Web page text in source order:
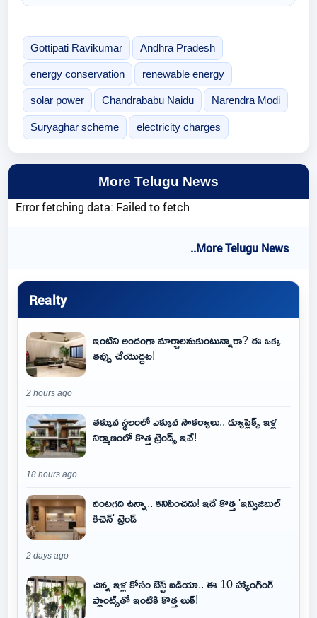
Gottipati Ravikumar Andhra Pradesh
energy conservation renewable energy
solar power Chandrababu Naidu Narendra Modi
Suryaghar scheme electricity charges
More Telugu News
Error fetching data: Failed to fetch
..More Telugu News
Realty
ఇంటిని అందంగా మార్చాలనుకుంటున్నారా? ఈ ఒక్క
తప్పు చేయొద్దట!
2 hours ago
తక్కువ స్థలంలో ఎక్కువ సౌకర్యాలు.. డ్యూప్లెక్స్ ఇళ్ల
నిర్మాణంలో కొత్త ట్రెండ్స్ ఇవే!
18 hours ago
వంటగది ఉన్నా.. కనిపించదు! ఇదే కొత్త 'ఇన్విజిబుల్
కిచెన్' ట్రెండ్
2 days ago
చిన్న ఇళ్ల కోసం బెస్ట్ ఐడియా.. ఈ 10 హ్యాంగింగ్
ప్లాంట్స్‌తో ఇంటికి కొత్త లుక్!